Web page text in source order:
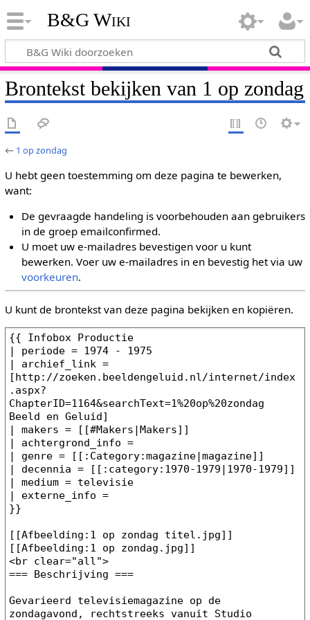
B&G Wiki
Brontekst bekijken van 1 op zondag
← 1 op zondag
U hebt geen toestemming om deze pagina te bewerken,
want:
De gevraagde handeling is voorbehouden aan gebruikers
in de groep emailconfirmed.
U moet uw e-mailadres bevestigen voor u kunt
bewerken. Voer uw e-mailadres in en bevestig het via uw
voorkeuren.
U kunt de brontekst van deze pagina bekijken en kopiëren.